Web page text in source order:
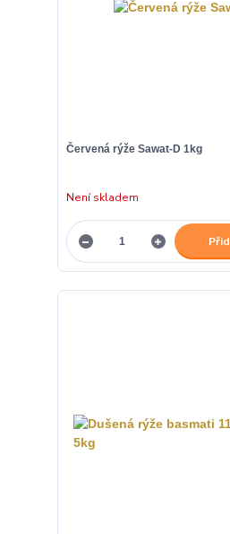
Červená rýže Sawat-D 1kg
Není skladem